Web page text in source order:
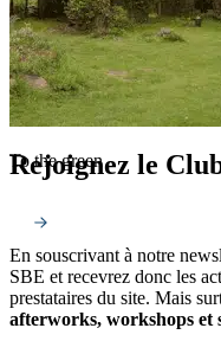
To the green
Rejoignez le
En souscrivant à notre
SBE et recevrez donc les
prestataires du site. Mais
afterworks, workshops et